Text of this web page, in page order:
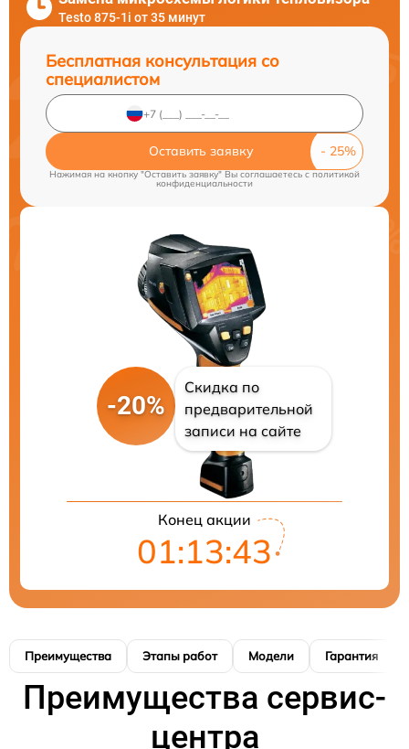
Testo 875-1i от 35 минут
Бесплатная консультация со
специалистом
Оставить заявку
Нажимая на кнопку "Оставить заявку" Вы соглашаетесь cполитикой
конфиденциальности
-20%
Скидка по
предварительной
записи на сайте
Конец акции
01:13:42
Преимущества Этапы работ Модели Гарантия
Преимущества сервис-
центра